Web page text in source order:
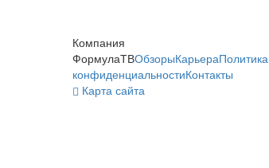
Компания
ФормулаТВОбзорыКарьераПолитика
конфиденциальностиКонтакты
Карта сайта